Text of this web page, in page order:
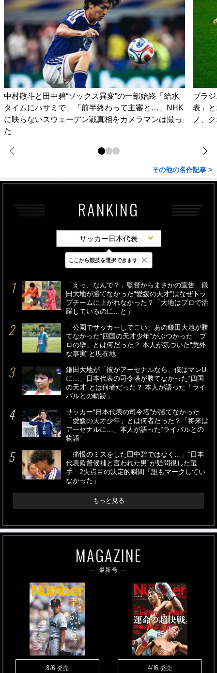
中村敬斗と田中碧“ソックス異変”の一部始終「給水
タイムにハサミで」「前半終わって主審と…」NHK
に映らないスウェーデン戦真相をカメラマンは撮っ
た
ブラ
表」
ノ、
その他の名作記事 >
RANKING
サッカー日本代表
最新 24時間 週間
「えっ、なんで？」監督からまさかの宣告…鎌
田大地が勝てなかった“愛媛の天才”はなぜトッ
プチームに上がれなかった？「大地はプロで活
躍しているのに…と」
「公園でサッカーしてこい」あの鎌田大地が勝
てなかった“四国の天才少年”がぶつかった「プ
ロの壁」とは何だった？ 本人が気づいた“意外
な事実”と現在地
鎌田大地が「彼がアーセナルなら、僕はマンU
に…」日本代表の司令塔が勝てなかった“四国
の天才”とは何者だった？ 本人が語った「ライ
バルとの軌跡」
サッカー“日本代表の司令塔”が勝てなかった
「愛媛の天才少年」とは何者だった？「将来は
アーセナルに…」本人が語った“ライバルとの
物語”
「痛恨のミスをした田中碧ではなく…」“日本
代表監督候補と言われた男”が疑問視した選
手…2失点目の決定的瞬間「誰もマークしてい
なかった」
もっと見る
MAGAZINE
最新号
8/6 発売 4/16 発売
ここから競技を選択できます ×